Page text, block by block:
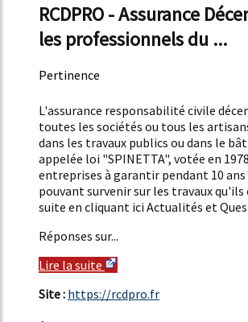
RCDPRO - Assurance
les professionnels du ...
Pertinence
L'assurance responsabilité civile
toutes les sociétés ou tous les
dans les travaux publics ou dans le
appelée loi "SPINETTA", votée en
entreprises à garantir pendant 10
pouvant survenir sur les travaux qu'ils
suite en cliquant ici Actualités et
Réponses sur...
Lire la suite
Site : https://rcdpro.fr